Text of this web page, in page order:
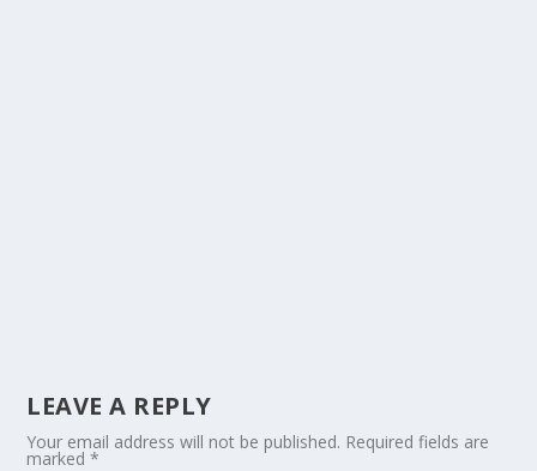
LEAVE A REPLY
Your email address will not be published. Required fields are
marked*